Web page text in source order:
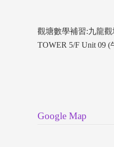
觀塘數學補習:九龍
TOWER 5/F Unit 09
Google Map